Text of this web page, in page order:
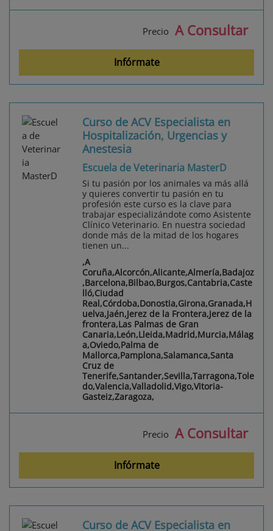
Precio A Consultar
Infórmate
Curso de ACV Especialista en
Hospitalización, Urgencias y
Anestesia
Escuela de Veterinaria MasterD
Si tu pasión por los animales va más allá
y quieres convertir tu pasión en tu
profesión este curso es la clave para
trabajar especializándote como Asistente
Clínico Veterinario. En nuestra sociedad
donde más de la mitad de los hogares
tienen un...
,A
Coruña,Alcorcón,Alicante,Almería,Badajoz
,Barcelona,Bilbao,Burgos,Cantabria,Caste
lló,Ciudad
Real,Córdoba,Donostia,Girona,Granada,H
uelva,Jaén,Jerez de la Frontera,Jerez de la
frontera,Las Palmas de Gran
Canaria,León,Lleida,Madrid,Murcia,Málag
a,Oviedo,Palma de
Mallorca,Pamplona,Salamanca,Santa
Cruz de
Tenerife,Santander,Sevilla,Tarragona,Tole
do,Valencia,Valladolid,Vigo,Vitoria-
Gasteiz,Zaragoza,
Precio A Consultar
Infórmate
Curso de ACV Especialista en